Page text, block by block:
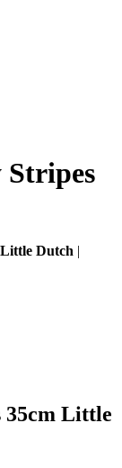
Dutch |
35cm Little